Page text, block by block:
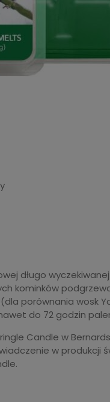
długo
kominków
porównania wosk
do 72 godzin
Candle w
w produkcji